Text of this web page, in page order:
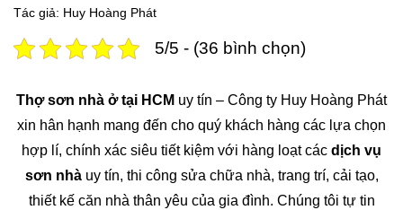
Tác giả: Huy Hoàng Phát
5/5 - (36 bình chọn)
Thợ sơn nhà ở tại HCM uy tín – Công ty Huy Hoàng Phát
xin hân hạnh mang đến cho quý khách hàng các lựa chọn
hợp lí, chính xác siêu tiết kiệm với hàng loạt các dịch vụ
sơn nhàuy tín, thi công sửa chữa nhà, trang trí, cải tạo,
thiết kế căn nhà thân yêu của gia đình. Chúng tôi tự tin